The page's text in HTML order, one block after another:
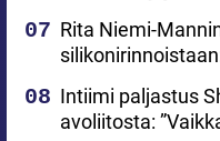
Rita Niemi-
Intiimi paljastus
avoliitosta: